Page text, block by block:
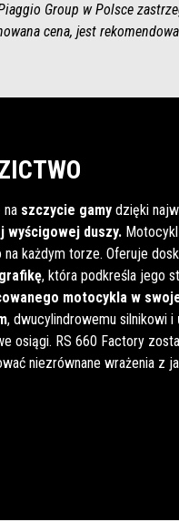
Group w Polsce
cena, jest
na szczycie gamy dzięki
wyścigowej duszy.
każdym torze. Oferuje
, która podkreśla jego
motocykla w
, dwucylindrowemu silnikowi i
osiągi. RS 660 Factory
niezrównane wrażenia z